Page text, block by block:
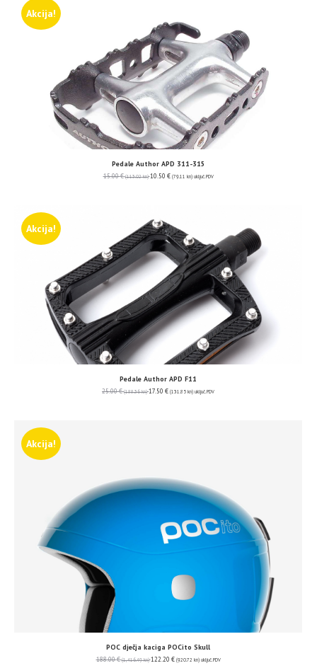
Akcija!
Pedale Author APD 311-315
15.00€ (113.02 kn) 10.50 € (79.11 kn) uključ. PDV
Akcija!
Pedale Author APD F11
25.00€ (188.36 kn) 17.50 € (131.85 kn) uključ. PDV
Akcija!
POC dječja kaciga POCito Skull
188.00€ (1,416.49 kn) 122.20 € (920.72 kn) uključ. PDV